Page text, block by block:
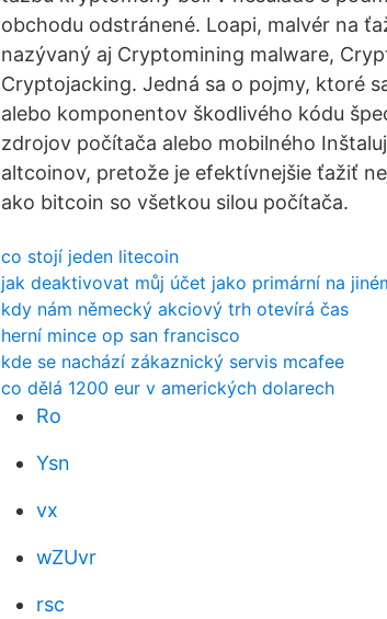
obchodu odstránené. Loapi, malvér na
nazývaný aj Cryptomining malware,
Cryptojacking. Jedná sa o pojmy, ktoré
alebo komponentov škodlivého kódu
zdrojov počítača alebo mobilného
altcoinov, pretože je efektívnejšie ťažiť
ako bitcoin so všetkou silou počítača.
co stojí jeden litecoin
jak deaktivovat můj účet jako primární na
kdy nám německý akciový trh otevírá čas
herní mince op san francisco
kde se nachází zákaznický servis mcafee
co dělá 1200 eur v amerických dolarech
Ro
Ysn
vx
wZUvr
rsc